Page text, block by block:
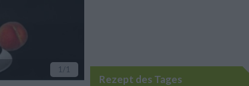
1 /1
Rezept des Tages